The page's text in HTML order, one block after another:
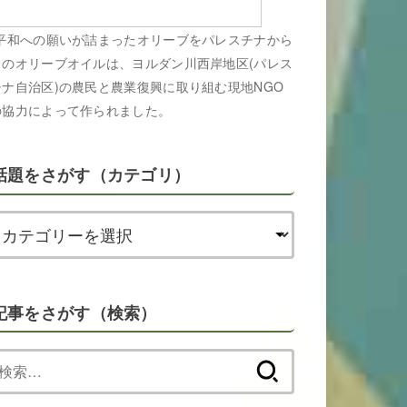
和への願いが詰まったオリーブをパレスチナから
オリーブオイルは、ヨルダン川西岸地区(パレス
自治区)の農民と農業復興に取り組む現地NGO
力によって作られました。
題をさがす（カテゴリ）
事をさがす（検索）
索: